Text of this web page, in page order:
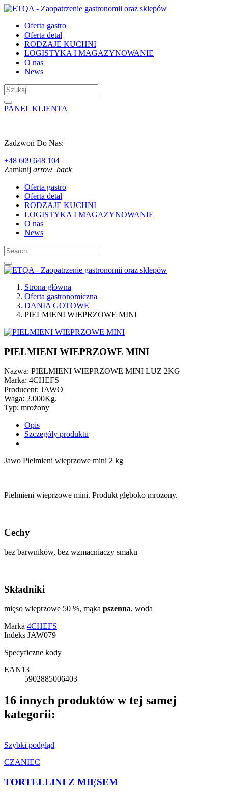
Oferta gastro
Oferta detal
RODZAJE KUCHNI
LOGISTYKA I MAGAZYNOWANIE
O nas
News
PANEL KLIENTA
Zadzwoń Do Nas:
+48 609 648 104
Zamknij arrow_back
Oferta gastro
Oferta detal
RODZAJE KUCHNI
LOGISTYKA I MAGAZYNOWANIE
O nas
News
Strona główna
Oferta gastronomiczna
DANIA GOTOWE
PIELMIENI WIEPRZOWE MINI
PIELMIENI WIEPRZOWE MINI
Nazwa: PIELMIENI WIEPRZOWE MINI LUZ 2KG
Marka: 4CHEFS
Producent: JAWO
Waga: 2.000Kg.
Typ: mrożony
Opis
Szczegóły produktu
Jawo Pielmieni wieprzowe mini 2 kg
Pielmieni wieprzowe mini. Produkt głęboko mrożony.
Cechy
bez barwników, bez wzmacniaczy smaku
Składniki
mięso wieprzowe 50 %, mąka pszenna, woda
Marka 4CHEFS
Indeks JAW079
Specyficzne kody
EAN13
5902885006403
16 innych produktów w tej samej
kategorii:
Szybki podgląd
CZANIEC
TORTELLINI Z MIĘSEM